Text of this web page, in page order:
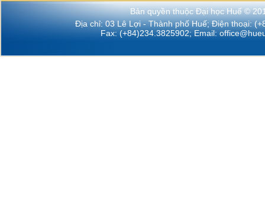
Bản quyền thuộc Đại học Huế ©
Địa chỉ: 03 Lê Lợi - Thành phố Huế; Điện thoại:
Fax: (+84)234.3825902; Email: